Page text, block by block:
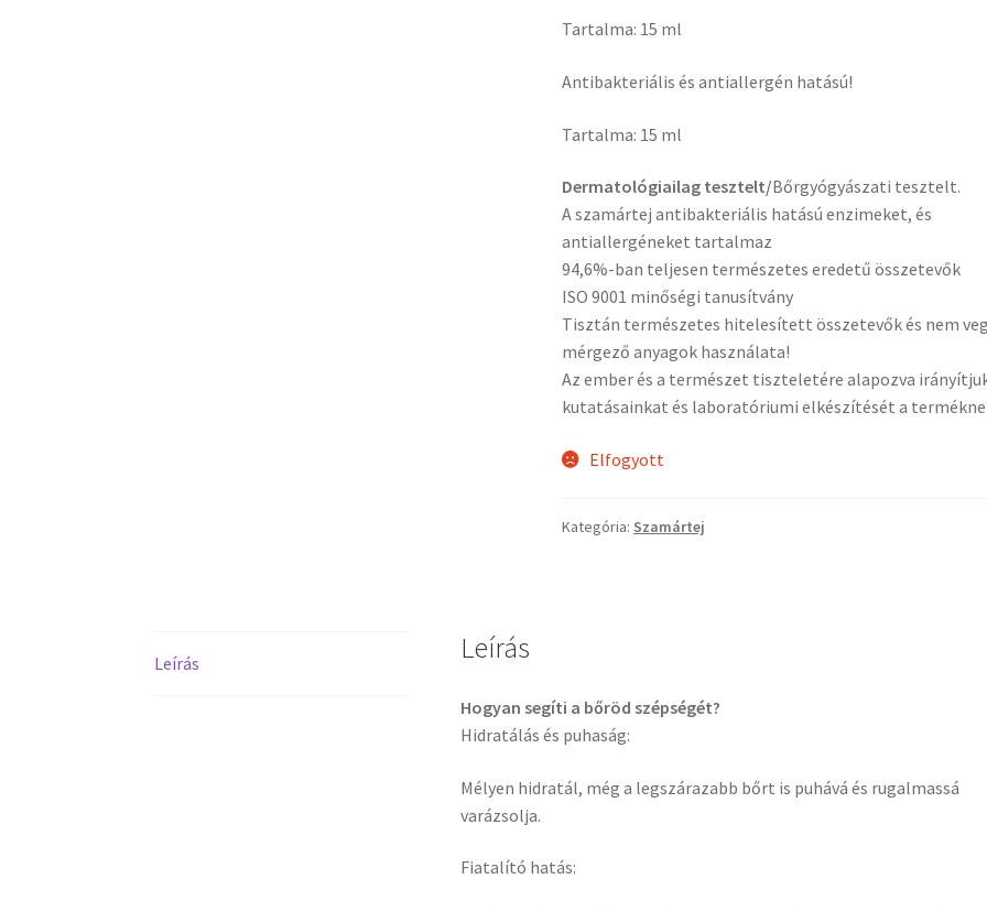
Tartalma: 15 ml
Antibakteriális és antiallergén hatású!
Tartalma: 15 ml
Dermatológiailag tesztelt/Bőrgyógyászati tesztelt.
A szamártej antibakteriális hatású enzimeket, és
antiallergéneket tartalmaz
94,6%-ban teljesen természetes eredetű összetevők
ISO 9001 minőségi tanusítvány
Tisztán természetes hitelesített összetevők és nem
mérgező anyagok használata!
Az ember és a természet tiszteletére alapozva
kutatásainkat és laboratóriumi elkészítését a
Elfogyott
Kategória: Szamártej
Leírás Leírás
Hogyan segíti a bőröd szépségét?
Hidratálás és puhaság:
Mélyen hidratál, még a legszárazabb bőrt is puhává és rugalmassá
varázsolja.
Fiatalító hatás: